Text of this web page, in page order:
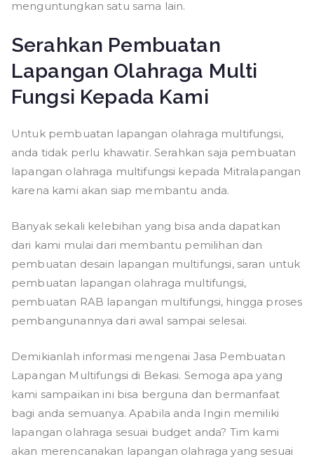
menguntungkan satu sama lain.
Serahkan Pembuatan
Lapangan Olahraga Multi
Fungsi Kepada Kami
Untuk pembuatan lapangan olahraga multifungsi,
anda tidak perlu khawatir. Serahkan saja pembuatan
lapangan olahraga multifungsi kepada Mitralapangan
karena kami akan siap membantu anda.
Banyak sekali kelebihan yang bisa anda dapatkan
dari kami mulai dari membantu pemilihan dan
pembuatan desain lapangan multifungsi, saran untuk
pembuatan lapangan olahraga multifungsi,
pembuatan RAB lapangan multifungsi, hingga proses
pembangunannya dari awal sampai selesai.
Demikianlah informasi mengenai Jasa Pembuatan
Lapangan Multifungsi di Bekasi. Semoga apa yang
kami sampaikan ini bisa berguna dan bermanfaat
bagi anda semuanya. Apabila anda Ingin memiliki
lapangan olahraga sesuai budget anda? Tim kami
akan merencanakan lapangan olahraga yang sesuai